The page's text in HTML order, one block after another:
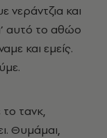
νεράντζια και
αυτό το αθώο
και εμείς.
τανκ,
Θυμάμαι,